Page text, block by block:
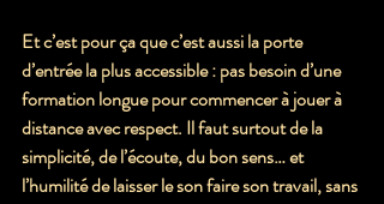
Et c’est pour ça que c’est aussi la porte
d’entrée la plus accessible : pas besoin d’une
formation longue pour commencer à jouer à
distance avec respect. Il faut surtout de la
simplicité, de l’écoute, du bon sens… et
l’humilité de laisser le son faire son travail, sans